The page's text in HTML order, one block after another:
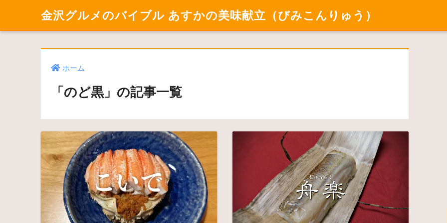
金沢グルメのバイブル あすかの美味献立（びみこんりゅう）
ホーム
「のど黒」の記事一覧